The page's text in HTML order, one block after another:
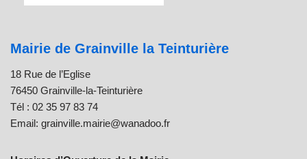
Mairie de Grainville la Teinturière
18 Rue de l’Eglise
76450 Grainville-la-Teinturière
Tél : 02 35 97 83 74
Email: grainville.mairie@wanadoo.fr